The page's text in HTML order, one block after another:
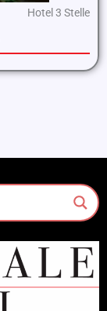
Hotel 3 Stelle